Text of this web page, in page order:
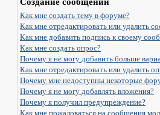
Как мне создать тему в форуме?
Как мне отредактировать или удалить
Как мне добавить подпись к своему
Как мне создать опрос?
Почему я не могу добавить больше
Как мне отредактировать или удалить
Почему мне недоступны некоторые
Почему я не могу добавлять вложения?
Почему я получил предупреждение?
Как мне пожаловаться на сообщения